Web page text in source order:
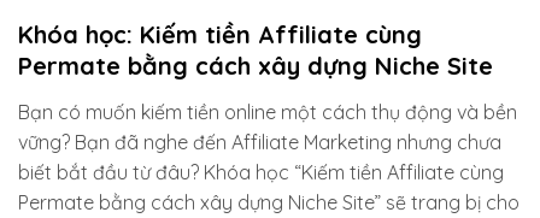
Khóa học: Kiếm tiền Affiliate cùng
Permate bằng cách xây dựng Niche Site
Bạn có muốn kiếm tiền online một cách thụ động và bền
vững? Bạn đã nghe đến Affiliate Marketing nhưng chưa
biết bắt đầu từ đâu? Khóa học “Kiếm tiền Affiliate cùng
Permate bằng cách xây dựng Niche Site” sẽ trang bị cho